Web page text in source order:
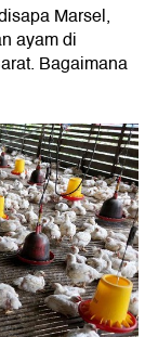
Marsel,
ayam di
Bagaimana